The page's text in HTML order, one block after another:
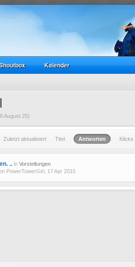
Kalender
August 25)
Zuletzt aktualisiert Titel Antworten Klicks
.. in Vorstellungen
PowerTowerGirl , 17 Apr 2015